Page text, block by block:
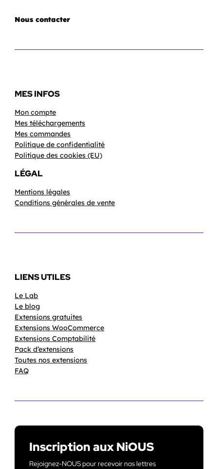
Nous contacter
MES INFOS
Mon compte
Mes téléchargements
Mes commandes
Politique de confidentialité
Politique des cookies (EU)
LÉGAL
Mentions légales
Conditions générales de vente
LIENS UTILES
Le Lab
Le blog
Extensions gratuites
Extensions WooCommerce
Extensions Comptabilité
Pack d’extensions
Toutes nos extensions
FAQ
Inscription aux NiOUS
Rejoignez-NOUS pour recevoir nos lettres